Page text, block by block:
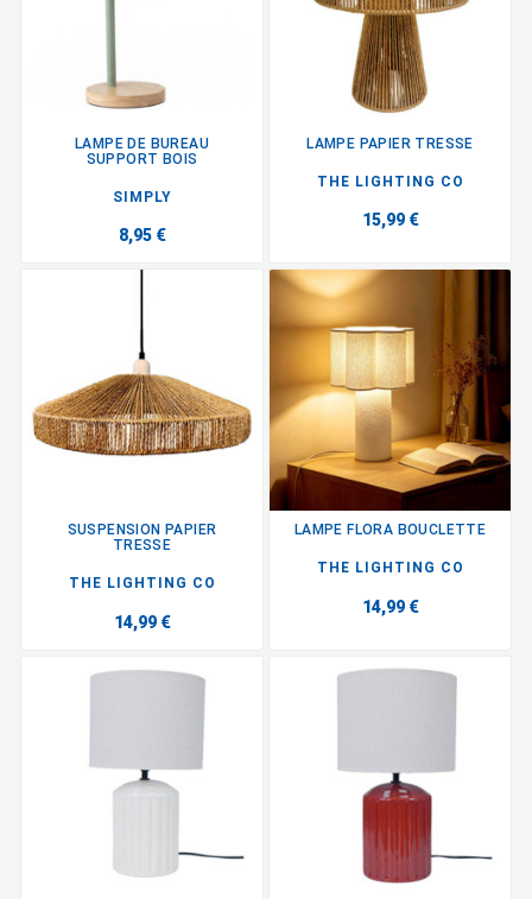
LAMPE DE BUREAU
SUPPORT BOIS
SIMPLY
8,95 €
LAMPE PAPIER TRESSE
THE LIGHTING CO
15,99 €
SUSPENSION PAPIER
TRESSE
THE LIGHTING CO
14,99 €
LAMPE FLORA BOUCLETTE
THE LIGHTING CO
14,99 €